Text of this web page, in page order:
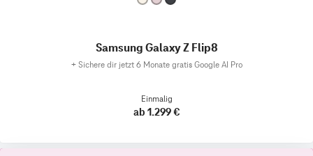
Samsung Galaxy Z Flip8
+ Sichere dir jetzt 6 Monate gratis Google AI Pro
Einmalig
ab 1.299 €